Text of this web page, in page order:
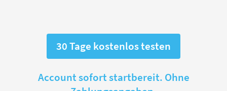
30 Tage kostenlos testen
Account sofort startbereit. Ohne